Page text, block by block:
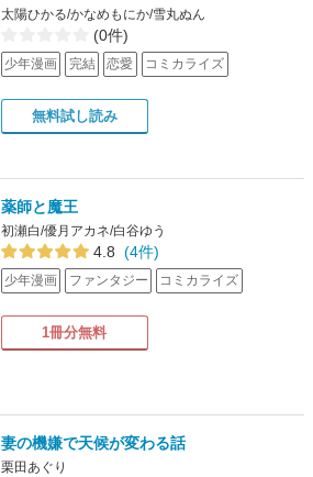
太陽ひかる/かなめもにか/雪丸ぬん
(0件)
少年漫画 完結 恋愛 コミカライズ
無料試し読み
薬師と魔王
初瀬白/優月アカネ/白谷ゆう
4.8 (4件)
少年漫画 ファンタジー コミカライズ
1冊分無料
妻の機嫌で天候が変わる話
栗田あぐり